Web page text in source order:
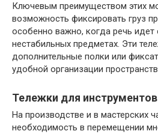
Ключевым преимуществом этих
возможность фиксировать груз
особенно важно, когда речь идет
нестабильных предметах. Эти
дополнительные полки или
удобной организации
Тележки для инструментов
На производстве и в мастерских
необходимость в перемещении